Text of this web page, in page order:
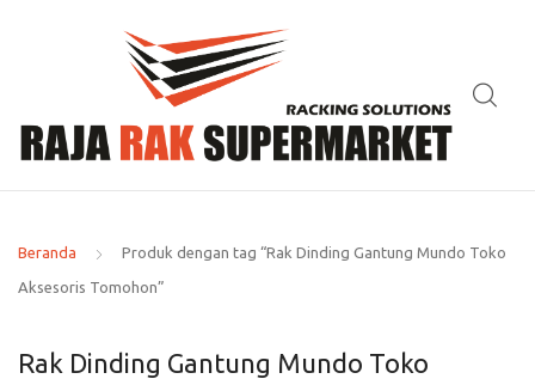
Beranda Produk dengan tag “Rak Dinding Gantung Mundo Toko
Aksesoris Tomohon”
Rak Dinding Gantung Mundo Toko